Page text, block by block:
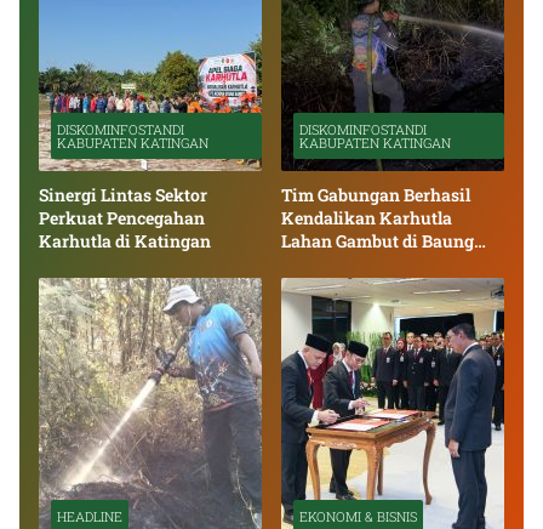
DISKOMINFOSTANDI
KABUPATEN KATINGAN
Sinergi Lintas Sektor
Perkuat Pencegahan
Karhutla di Katingan
DISKOMINFOSTANDI
KABUPATEN KATINGAN
Tim Gabungan Berhasil
Kendalikan Karhutla
Lahan Gambut di Baung
HEADLINE EKONOMI & BISNIS